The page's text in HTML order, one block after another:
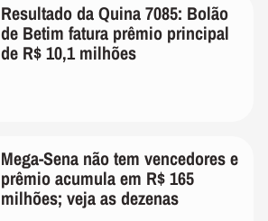
Resultado da Quina 7085: Bolão
de Betim fatura prêmio principal
de R$ 10,1 milhões
Mega-Sena não tem vencedores e
prêmio acumula em R$ 165
milhões; veja as dezenas